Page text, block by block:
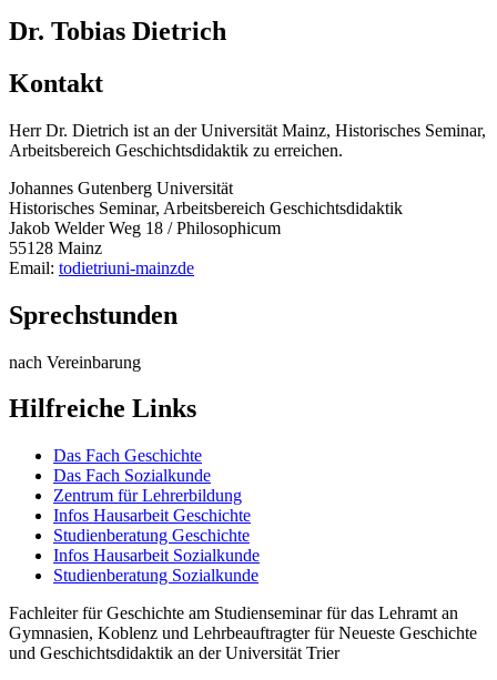
Dr. Tobias Dietrich
Kontakt
Herr Dr. Dietrich ist an der Universität Mainz, Historisches Seminar,
Arbeitsbereich Geschichtsdidaktik zu erreichen.
Johannes Gutenberg Universität
Historisches Seminar, Arbeitsbereich Geschichtsdidaktik
Jakob Welder Weg 18 / Philosophicum
55128 Mainz
Email: todietriuni-mainzde
Sprechstunden
nach Vereinbarung
Hilfreiche Links
Das Fach Geschichte
Das Fach Sozialkunde
Zentrum für Lehrerbildung
Infos Hausarbeit Geschichte
Studienberatung Geschichte
Infos Hausarbeit Sozialkunde
Studienberatung Sozialkunde
Fachleiter für Geschichte am Studienseminar für das Lehramt an
Gymnasien, Koblenz und Lehrbeauftragter für Neueste Geschichte
und Geschichtsdidaktik an der Universität Trier